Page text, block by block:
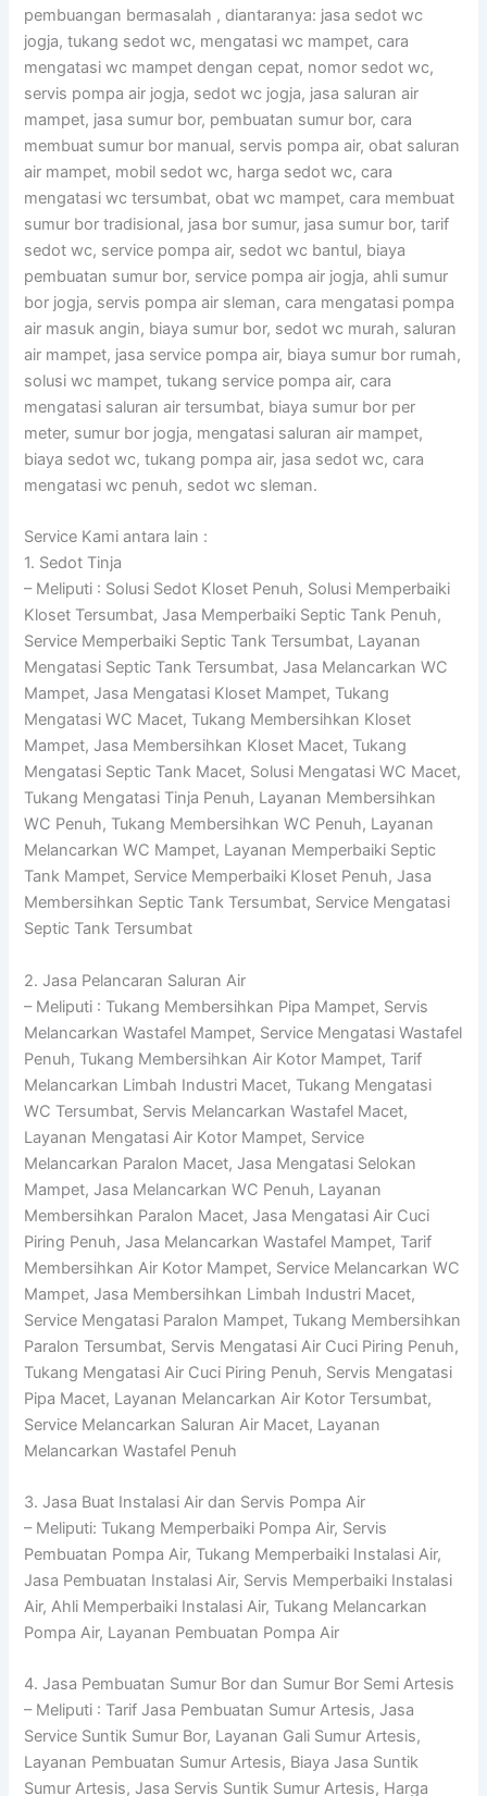
pembuangan bermasalah , diantaranya: jasa sedot wc
jogja, tukang sedot wc, mengatasi wc mampet, cara
mengatasi wc mampet dengan cepat, nomor sedot wc,
servis pompa air jogja, sedot wc jogja, jasa saluran air
mampet, jasa sumur bor, pembuatan sumur bor, cara
membuat sumur bor manual, servis pompa air, obat saluran
air mampet, mobil sedot wc, harga sedot wc, cara
mengatasi wc tersumbat, obat wc mampet, cara membuat
sumur bor tradisional, jasa bor sumur, jasa sumur bor, tarif
sedot wc, service pompa air, sedot wc bantul, biaya
pembuatan sumur bor, service pompa air jogja, ahli sumur
bor jogja, servis pompa air sleman, cara mengatasi pompa
air masuk angin, biaya sumur bor, sedot wc murah, saluran
air mampet, jasa service pompa air, biaya sumur bor rumah,
solusi wc mampet, tukang service pompa air, cara
mengatasi saluran air tersumbat, biaya sumur bor per
meter, sumur bor jogja, mengatasi saluran air mampet,
biaya sedot wc, tukang pompa air, jasa sedot wc, cara
mengatasi wc penuh, sedot wc sleman.
Service Kami antara lain :
1. Sedot Tinja
– Meliputi : Solusi Sedot Kloset Penuh, Solusi Memperbaiki
Kloset Tersumbat, Jasa Memperbaiki Septic Tank Penuh,
Service Memperbaiki Septic Tank Tersumbat, Layanan
Mengatasi Septic Tank Tersumbat, Jasa Melancarkan WC
Mampet, Jasa Mengatasi Kloset Mampet, Tukang
Mengatasi WC Macet, Tukang Membersihkan Kloset
Mampet, Jasa Membersihkan Kloset Macet, Tukang
Mengatasi Septic Tank Macet, Solusi Mengatasi WC Macet,
Tukang Mengatasi Tinja Penuh, Layanan Membersihkan
WC Penuh, Tukang Membersihkan WC Penuh, Layanan
Melancarkan WC Mampet, Layanan Memperbaiki Septic
Tank Mampet, Service Memperbaiki Kloset Penuh, Jasa
Membersihkan Septic Tank Tersumbat, Service Mengatasi
Septic Tank Tersumbat
2. Jasa Pelancaran Saluran Air
– Meliputi : Tukang Membersihkan Pipa Mampet, Servis
Melancarkan Wastafel Mampet, Service Mengatasi Wastafel
Penuh, Tukang Membersihkan Air Kotor Mampet, Tarif
Melancarkan Limbah Industri Macet, Tukang Mengatasi
WC Tersumbat, Servis Melancarkan Wastafel Macet,
Layanan Mengatasi Air Kotor Mampet, Service
Melancarkan Paralon Macet, Jasa Mengatasi Selokan
Mampet, Jasa Melancarkan WC Penuh, Layanan
Membersihkan Paralon Macet, Jasa Mengatasi Air Cuci
Piring Penuh, Jasa Melancarkan Wastafel Mampet, Tarif
Membersihkan Air Kotor Mampet, Service Melancarkan WC
Mampet, Jasa Membersihkan Limbah Industri Macet,
Service Mengatasi Paralon Mampet, Tukang Membersihkan
Paralon Tersumbat, Servis Mengatasi Air Cuci Piring Penuh,
Tukang Mengatasi Air Cuci Piring Penuh, Servis Mengatasi
Pipa Macet, Layanan Melancarkan Air Kotor Tersumbat,
Service Melancarkan Saluran Air Macet, Layanan
Melancarkan Wastafel Penuh
3. Jasa Buat Instalasi Air dan Servis Pompa Air
– Meliputi: Tukang Memperbaiki Pompa Air, Servis
Pembuatan Pompa Air, Tukang Memperbaiki Instalasi Air,
Jasa Pembuatan Instalasi Air, Servis Memperbaiki Instalasi
Air, Ahli Memperbaiki Instalasi Air, Tukang Melancarkan
Pompa Air, Layanan Pembuatan Pompa Air
4. Jasa Pembuatan Sumur Bor dan Sumur Bor Semi Artesis
– Meliputi : Tarif Jasa Pembuatan Sumur Artesis, Jasa
Service Suntik Sumur Bor, Layanan Gali Sumur Artesis,
Layanan Pembuatan Sumur Artesis, Biaya Jasa Suntik
Sumur Artesis, Jasa Servis Suntik Sumur Artesis, Harga